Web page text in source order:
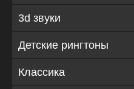
3d звуки
Детские рингтоны
Классика